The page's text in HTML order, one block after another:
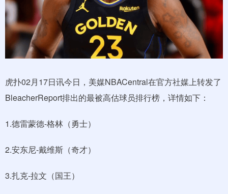
虎扑02月17日讯今日，美媒NBACentral在官方社媒上转发了
BleacherReport排出的最被高估球员排行榜，详情如下：
1.德雷蒙德-格林（勇士）
2.安东尼-戴维斯（奇才）
3.扎克-拉文（国王）